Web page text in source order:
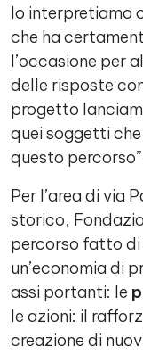
lo interpretiamo
che ha
l’occasione per
delle risposte
progetto
quei soggetti
questo
Per l’area di via
storico,
percorso fatto di
un’economia di
assi portanti: le
le azioni: il
creazione di